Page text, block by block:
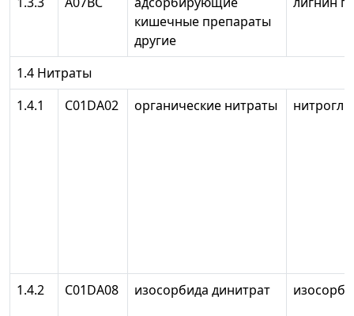
кишечные препараты
другие
1.4 Нитраты
1.4.1
C01DA02 органические нитраты
1.4.2 C01DA08 изосорбида динитрат